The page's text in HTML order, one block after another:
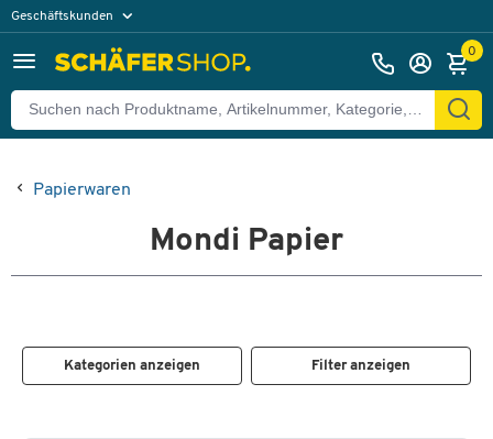
Geschäftskunden
0
Papierwaren
Mondi Papier
Kategorien anzeigen Filter anzeigen